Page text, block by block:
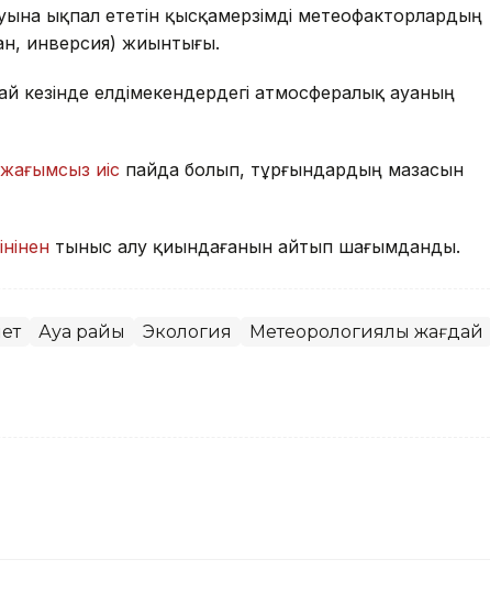
ықпал ететін қысқамерзімді метеофакторлардың
инверсия) жиынтығы.
кезінде елдімекендердегі атмосфералық ауаның
иіс пайда болып, тұрғындардың мазасын
тыныс алу қиындағанын айтып шағымданды.
Ауа райы Экология Метеорологиялық жағдай